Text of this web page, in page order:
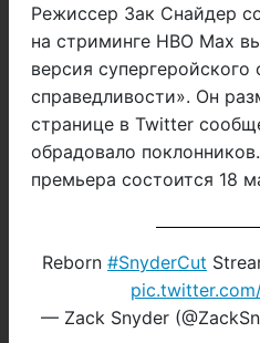
Режиссер Зак Снайдер
на стриминге HBO Max
версия
справедливости». Он
странице в Twitter
обрадовало
премьера состоится 18
Reborn #SnyderCut
— Zack Snyder